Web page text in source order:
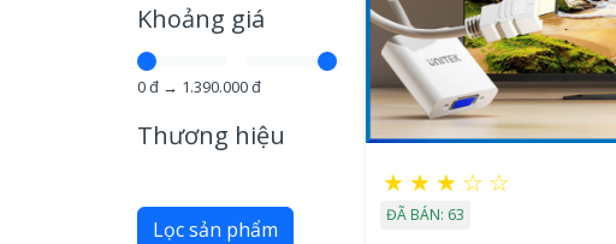
Khoảng giá
0đ → 1.390.000đ
Thương hiệu
Lọc sản phẩm
★ ★ ★ ☆ ☆
ĐÃ BÁN: 63